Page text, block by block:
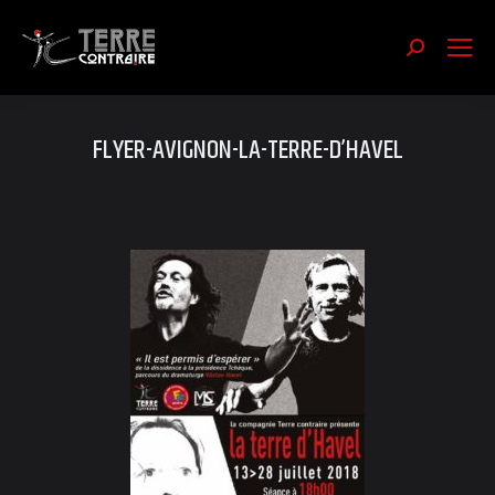
FLYER-AVIGNON-LA-TERRE-D’HAVEL